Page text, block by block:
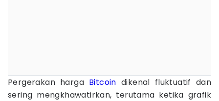
Pergerakan harga Bitcoin dikenal fluktuatif dan
sering mengkhawatirkan, terutama ketika grafik